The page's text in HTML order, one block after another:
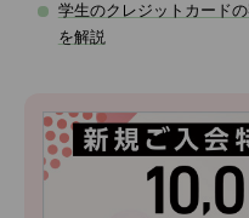
学生のクレジットカード
を解説